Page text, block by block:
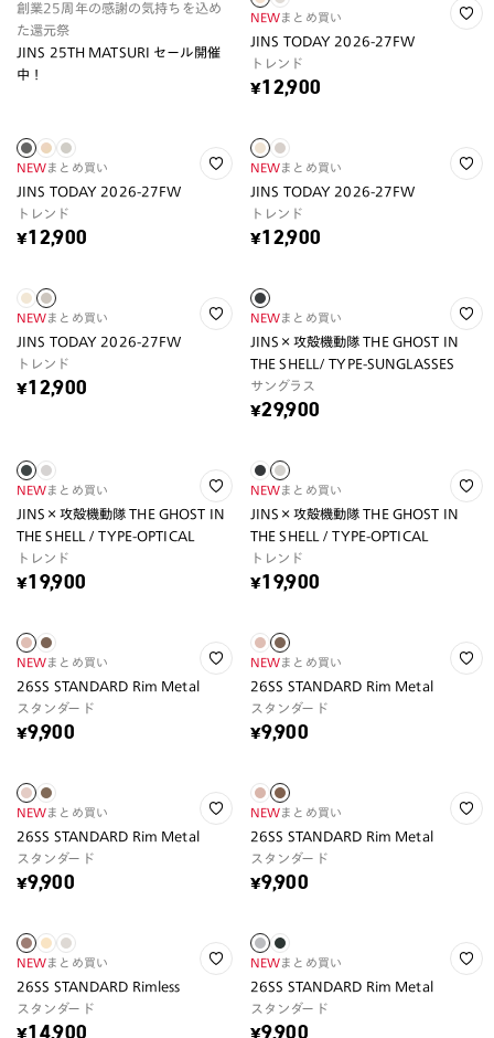
創業25周年の感謝の気持ちを込め
た還元祭
JINS 25TH MATSURI セール開催
中！
NEWまとめ買い
JINS TODAY 2026-27FW
トレンド
¥12,900
NEWまとめ買い
JINS TODAY 2026-27FW
トレンド
¥12,900
NEWまとめ買い
JINS TODAY 2026-27FW
トレンド
¥12,900
NEWまとめ買い
JINS TODAY 2026-27FW
トレンド
¥12,900
NEWまとめ買い
JINS×攻殻機動隊 THE GHOST IN
THE SHELL/ TYPE-SUNGLASSES
サングラス
¥29,900
NEWまとめ買い
JINS×攻殻機動隊 THE GHOST IN
THE SHELL / TYPE-OPTICAL
トレンド
¥19,900
NEWまとめ買い
JINS×攻殻機動隊 THE GHOST IN
THE SHELL / TYPE-OPTICAL
トレンド
¥19,900
NEWまとめ買い
26SS STANDARD Rim Metal
スタンダード
¥9,900
NEWまとめ買い
26SS STANDARD Rim Metal
スタンダード
¥9,900
NEWまとめ買い
26SS STANDARD Rim Metal
スタンダード
¥9,900
NEWまとめ買い
26SS STANDARD Rim Metal
スタンダード
¥9,900
NEWまとめ買い
26SS STANDARD Rimless
スタンダード
¥14,900
NEWまとめ買い
26SS STANDARD Rim Metal
スタンダード
¥9,900